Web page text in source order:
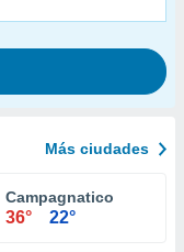
Más ciudades
Campagnatico
36° 22°